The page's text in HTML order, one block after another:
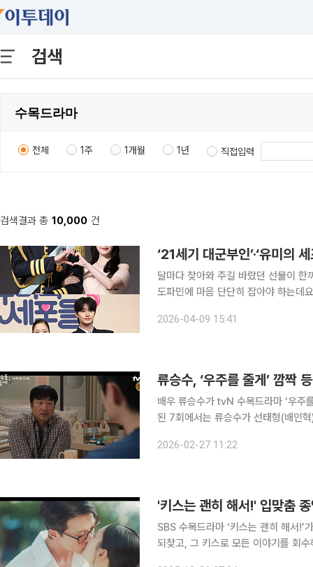
검색
전체 1주 1개월 1년 직접입력
검색결과 총 10,000 건
‘21세기 대군부인’·‘유미의
달마다 찾아와 주길 바랐던 선물이
도파민에 마음 단단히 잡아야 하는데
가득 상차림에 무엇을 집어야 할지 행
2026-04-09 15:41
류승수, ‘우주를 줄게’ 깜짝
배우 류승수가 tvN 수목드라마 ‘우주를
된 7회에서는 류승수가 선태형(배인
2026-02-27 11:22
'키스는 괜히 해서!' 입맞춤
SBS 수목드라마 ‘키스는 괜히 해서
되찾고, 그 키스로 모든 이야기를 회수하